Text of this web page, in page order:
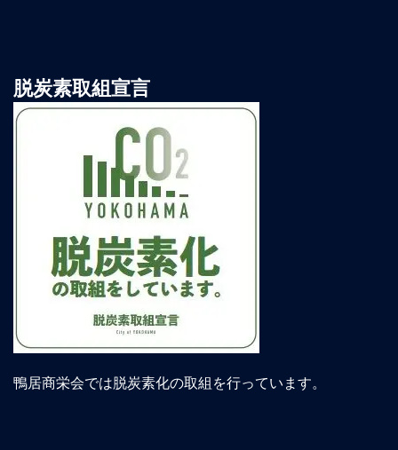
脱炭素取組宣言
鴨居商栄会では脱炭素化の取組を行っています。